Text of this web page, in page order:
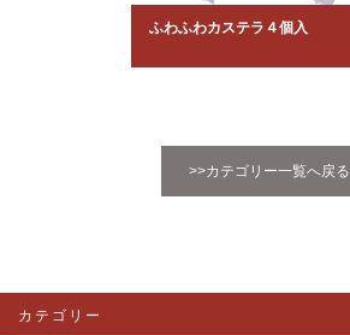
ふわふわカステラ４個入
>>カテゴリー一覧へ戻る
カテゴリー